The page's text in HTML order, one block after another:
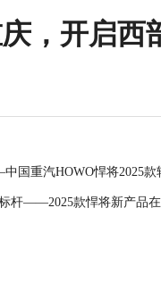
，开启西
国重汽HOWO悍将2025款
杆——2025款悍将新产品